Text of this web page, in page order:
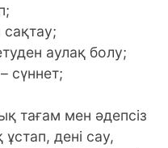
сақтау;
аулақ болу;
сүннет;
тағам мен әдепсіз
дені сау,